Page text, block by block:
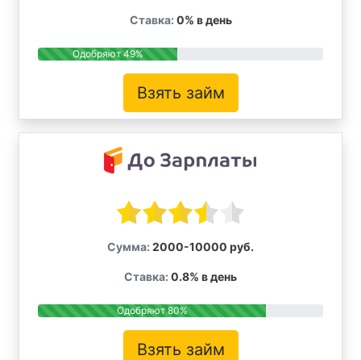
Ставка: 0% в день
Одобряют 49%
Взять займ
Сумма: 2000-10000 руб.
Ставка: 0.8% в день
Одобряют 80%
Взять займ